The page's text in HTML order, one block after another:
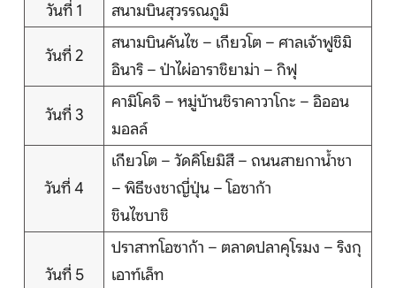
บริการอื่นๆ
Search
วันที่ 1 สนามบินสุวรรณภูมิ
วันที่ 2
สนามบินคันไซ – เกียวโต – ศาลเจ้าฟูชิมิ
อินาริ – ป่าไผ่อาราชิยาม่า – กิฟุ
วันที่ 3
คามิโคจิ – หมู่บ้านชิราคาวาโกะ – อิออน
มอลล์
วันที่ 4
เกียวโต – วัดคิโยมิสึ – ถนนสายกาน้ำชา
– พิธีชงชาญี่ปุ่น – โอซาก้า
ชินไซบาชิ
วันที่ 5
ปราสาทโอซาก้า – ตลาดปลาคุโรมง – ริงกุ
เอาท์เล็ท